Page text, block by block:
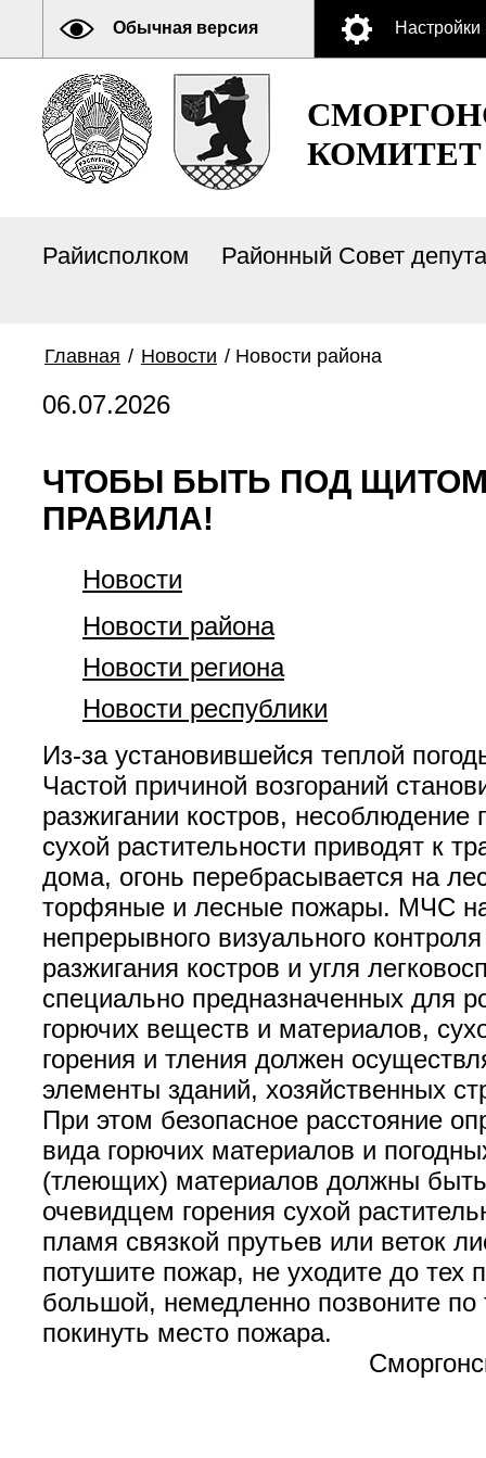
Обычная версия Настройки
КОМИТЕТ
Райисполком Районный Совет
Главная / Новости / Новости района
06.07.2026
ЧТОБЫ БЫТЬ ПОД
ПРАВИЛА!
Новости
Новости района
Новости региона
Новости республики
Из-за установившейся теплой
Частой причиной возгораний
разжигании костров,
сухой растительности приводят к
дома, огонь перебрасывается на
торфяные и лесные пожары. МЧС
непрерывного визуального
разжигания костров и угля
специально предназначенных для
горючих веществ и материалов,
горения и тления должен
элементы зданий, хозяйственных
При этом безопасное расстояние
вида горючих материалов и
(тлеющих) материалов должны
очевидцем горения сухой
пламя связкой прутьев или веток
потушите пожар, не уходите до тех
большой, немедленно позвоните
Сморгонский